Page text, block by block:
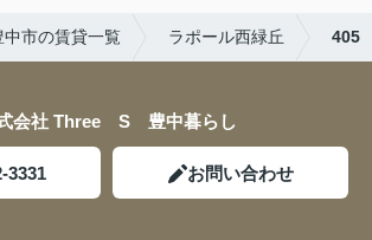
中市の賃貸一覧 ラポール西緑丘 405
会社 Three S 豊中暮らし
3331 お問い合わせ